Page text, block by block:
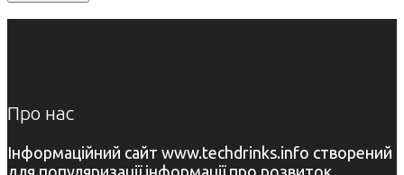
Про нас
Інформаційний сайт www.techdrinks.info створений
для популяризації інформації про розвиток